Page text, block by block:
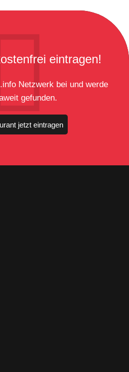
eintragen!
Netzwerk bei und werde
gefunden.
jetzt eintragen